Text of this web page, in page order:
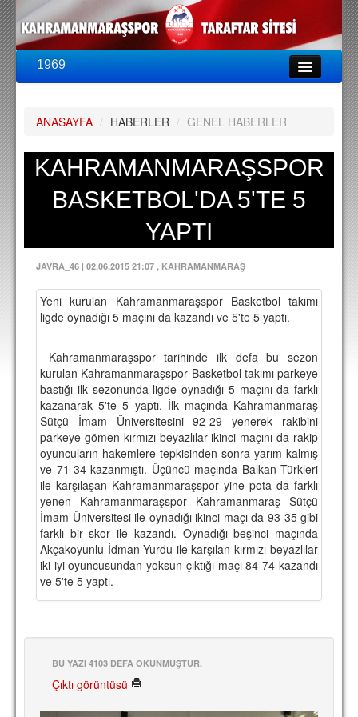
1969
PUAN DURUMU
FİKSTÜR
A TAKIM KADROSU
TEKNİK KADRO
TRANSFERLER
TARAFTAR
DEPLASMAN
LİSANSLI ÜRÜNLER
FOTOĞRAF & VİDEOLAR
MARŞ & TEZAHÜRATLAR
KULÜP
AMBLEM
SPOR TESİSLERİ
ANASAYFA / HABERLER / GENEL HABERLER
KAHRAMANMARAŞSPOR
BASKETBOL'DA 5'TE 5
YAPTI
JAVRA_46 | 02.06.2015 21:07 , KAHRAMANMARAŞ
Yeni kurulan Kahramanmaraşspor Basketbol takımı
ligde oynadığı 5 maçını da kazandı ve 5'te 5 yaptı.
Kahramanmaraşspor tarihinde ilk defa bu sezon
kurulan Kahramanmaraşspor Basketbol takımı parkeye
bastığı ilk sezonunda ligde oynadığı 5 maçını da farklı
kazanarak 5'te 5 yaptı. İlk maçında Kahramanmaraş
Sütçü İmam Üniversitesini 92-29 yenerek rakibini
parkeye gömen kırmızı-beyazlılar ikinci maçını da rakip
oyuncuların hakemlere tepkisinden sonra yarım kalmış
ve 71-34 kazanmıştı. Üçüncü maçında Balkan Türkleri
ile karşılaşan Kahramanmaraşspor yine pota da farklı
yenen Kahramanmaraşspor Kahramanmaraş Sütçü
İmam Üniversitesi ile oynadığı ikinci maçı da 93-35 gibi
farklı bir skor ile kazandı. Oynadığı beşinci maçında
Akçakoyunlu İdman Yurdu ile karşılan kırmızı-beyazlılar
iki iyi oyuncusundan yoksun çıktığı maçı 84-74 kazandı
ve 5'te 5 yaptı.
BU YAZI 4103 DEFA OKUNMUŞTUR.
Çıktı görüntüsü